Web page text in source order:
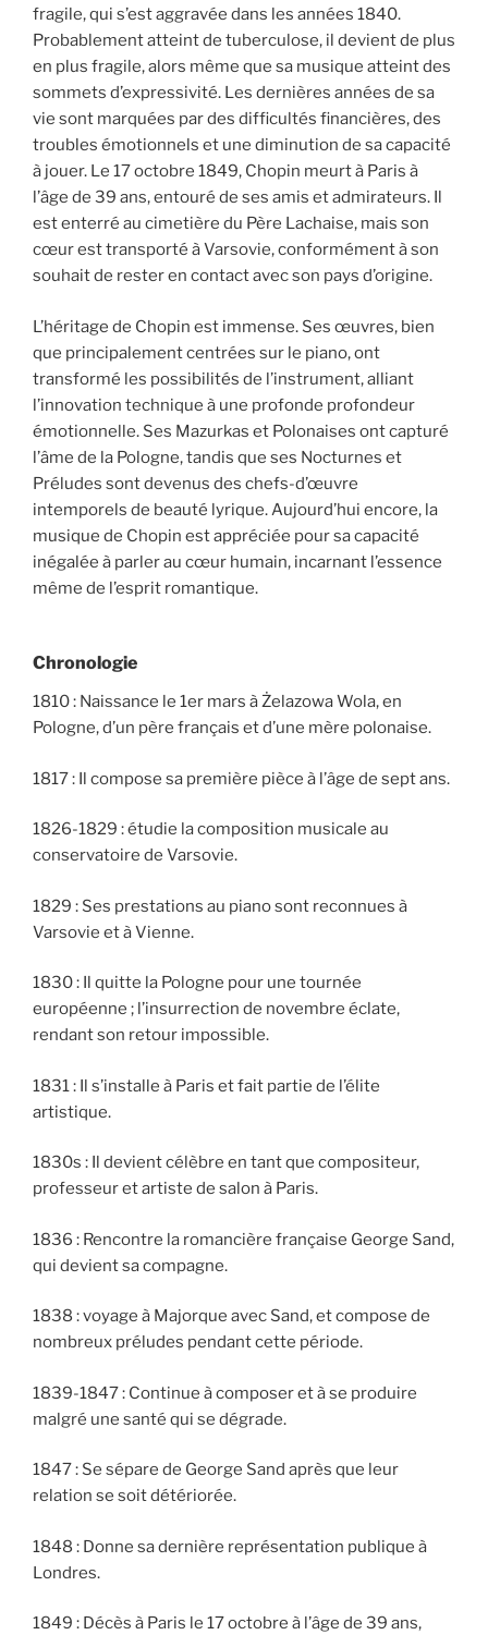
fragile, qui s’est aggravée dans les années 1840.
Probablement atteint de tuberculose, il devient de plus
en plus fragile, alors même que sa musique atteint des
sommets d’expressivité. Les dernières années de sa
vie sont marquées par des difficultés financières, des
troubles émotionnels et une diminution de sa capacité
à jouer. Le 17 octobre 1849, Chopin meurt à Paris à
l’âge de 39 ans, entouré de ses amis et admirateurs. Il
est enterré au cimetière du Père Lachaise, mais son
cœur est transporté à Varsovie, conformément à son
souhait de rester en contact avec son pays d’origine.
L’héritage de Chopin est immense. Ses œuvres, bien
que principalement centrées sur le piano, ont
transformé les possibilités de l’instrument, alliant
l’innovation technique à une profonde profondeur
émotionnelle. Ses Mazurkas et Polonaises ont capturé
l’âme de la Pologne, tandis que ses Nocturnes et
Préludes sont devenus des chefs-d’œuvre
intemporels de beauté lyrique. Aujourd’hui encore, la
musique de Chopin est appréciée pour sa capacité
inégalée à parler au cœur humain, incarnant l’essence
même de l’esprit romantique.
Chronologie
1810 : Naissance le 1er mars à Żelazowa Wola, en
Pologne, d’un père français et d’une mère polonaise.
1817 : Il compose sa première pièce à l’âge de sept ans.
1826-1829 : étudie la composition musicale au
conservatoire de Varsovie.
1829 : Ses prestations au piano sont reconnues à
Varsovie et à Vienne.
1830 : Il quitte la Pologne pour une tournée
européenne ; l’insurrection de novembre éclate,
rendant son retour impossible.
1831 : Il s’installe à Paris et fait partie de l’élite
artistique.
1830s : Il devient célèbre en tant que compositeur,
professeur et artiste de salon à Paris.
1836 : Rencontre la romancière française George Sand,
qui devient sa compagne.
1838 : voyage à Majorque avec Sand, et compose de
nombreux préludes pendant cette période.
1839-1847 : Continue à composer et à se produire
malgré une santé qui se dégrade.
1847 : Se sépare de George Sand après que leur
relation se soit détériorée.
1848 : Donne sa dernière représentation publique à
Londres.
1849 : Décès à Paris le 17 octobre à l’âge de 39 ans,